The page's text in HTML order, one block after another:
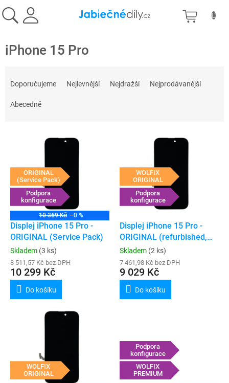
na
obsah
iPhone 15 Pro
Doporučujeme Nejlevnější Nejdražší Nejprodávanější
Abecedně
ORIGINAL
(Service Pack)
Podpora
konfigurace
10 369 Kč –0 %
Displej iPhone 15 Pro -
ORIGINAL (Service Pack)
Skladem (3 ks)
8 511,57 Kč bez DPH
10 299 Kč
Do košíku
WOLFIX
ORIGINAL
Podpora
konfigurace
Displej iPhone 15 Pro -
ORIGINAL (refurbished,
podpora konfigurace)
Skladem (2 ks)
7 461,98 Kč bez DPH
9 029 Kč
Do košíku
WOLFIX
ORIGINAL
Podpora
konfigurace
WOLFIX
PREMIUM